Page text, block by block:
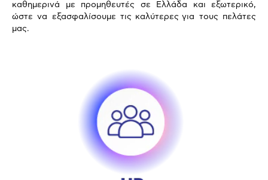
καθημερινά με προμηθευτές σε Ελλάδα και εξωτερικό,
ώστε να εξασφαλίσουμε τις καλύτερες για τους πελάτες
μας.